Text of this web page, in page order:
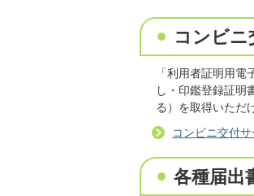
コンビニ
「利用者証明用
し・印鑑登録証明
る）を取得いただ
コンビニ交付
各種届出